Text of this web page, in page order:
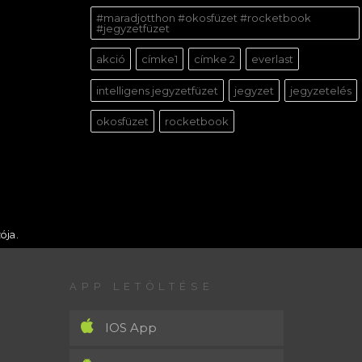
#maradjotthon #okosfüzet #rocketbook
#jegyzetfüzet
akció címke1 címke 2 everlast
intelligens jegyzetfüzet jegyzet jegyzetelés
okosfüzet rocketbook
APP LETÖLTÉSE
IOS App